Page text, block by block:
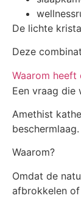
De lichte
Deze
Waarom heeft
Een vraag
Amethist
Waarom?
Omdat de
afbrokkelen